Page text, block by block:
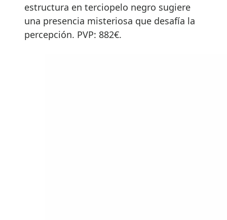
estructura en terciopelo negro sugiere
una presencia misteriosa que desafía la
percepción. PVP: 882€.